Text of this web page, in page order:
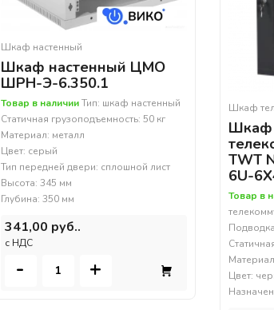
Шкаф настенный
Шкаф настенный ЦМО
ШРН-Э-6.350.1
Товар в наличииТип: шкаф настенный
Статичная грузоподъемность: 50 кг
Материал: металл
Цвет: серый
Тип передней двери: сплошной лист
Высота: 345 мм
Глубина: 350 мм
341,00 руб..
c НДС
- +
Шкаф
Шкаф
TWT
6U-
Товар в
Цвет: